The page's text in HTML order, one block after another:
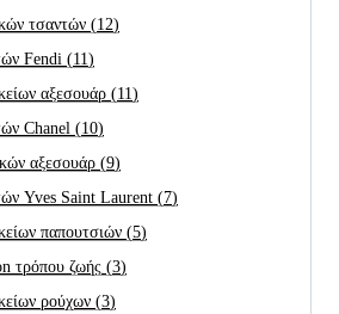
τσαντών (12)
Fendi (11)
αξεσουάρ (11)
Chanel (10)
αξεσουάρ (9)
Yves Saint Laurent (7)
παπουτσιών (5)
τρόπου ζωής (3)
ρούχων (3)